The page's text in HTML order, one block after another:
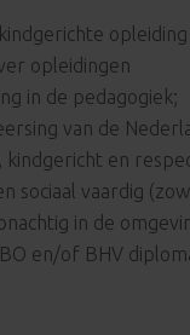
opleidingen
in de pedagogiek;
van de
kindgericht en
sociaal vaardig
in de
en/of BHV